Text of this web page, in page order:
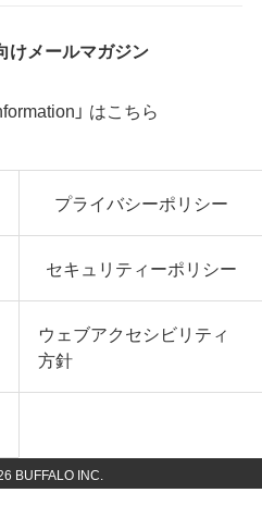
けメールマガジン
」 はこちら
プライバシーポリシー
セキュリティーポリシー
ウェブアクセシビリティ
方針
BUFFALO INC.